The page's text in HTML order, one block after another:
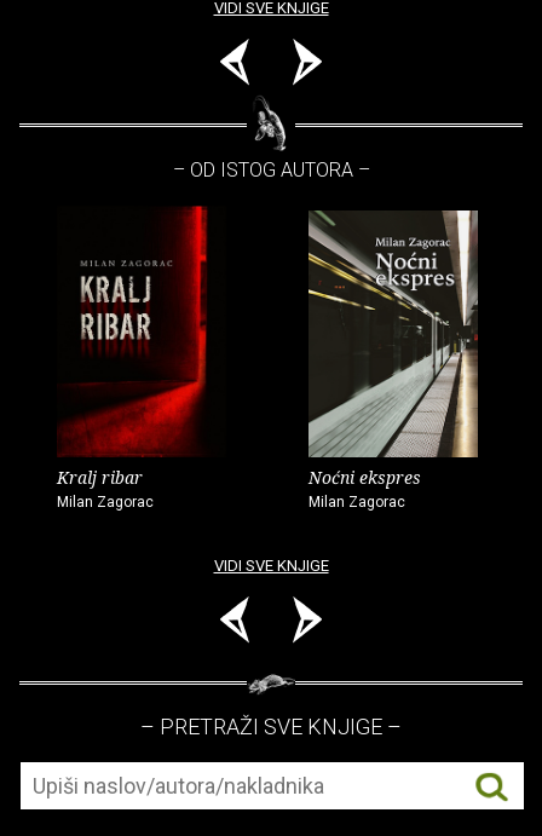
VIDI SVE KNJIGE
– OD ISTOG AUTORA –
Kralj ribar
Milan Zagorac
Noćni ekspres
Milan Zagorac
VIDI SVE KNJIGE
– PRETRAŽI SVE KNJIGE –